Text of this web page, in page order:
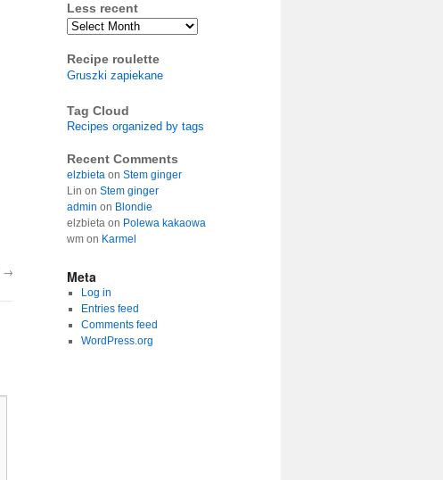
→
Less recent
Archives
Recipe roulette
Gruszki zapiekane
Tag Cloud
Recipes organized by tags
Recent Comments
elzbieta on Stem ginger
Lin on Stem ginger
admin on Blondie
elzbieta on Polewa kakaowa
wm on Karmel
Meta
Log in
Entries feed
Comments feed
WordPress.org